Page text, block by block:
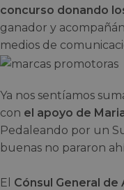
concurso donando
ganador y
medios de
Ya nos sentíamos
con el apoyo de
Pedaleando por un
buenas no pararon
El Cónsul General